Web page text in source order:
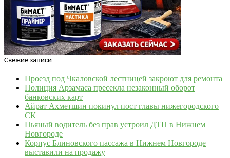
Свежие записи
Проезд под Чкаловской лестницей закроют для ремонта
Полиция Арзамаса пресекла незаконный оборот
банковских карт
Айрат Ахметшин покинул пост главы нижегородского
СК
Пьяный водитель без прав устроил ДТП в Нижнем
Новгороде
Корпус Блиновского пассажа в Нижнем Новгороде
выставили на продажу